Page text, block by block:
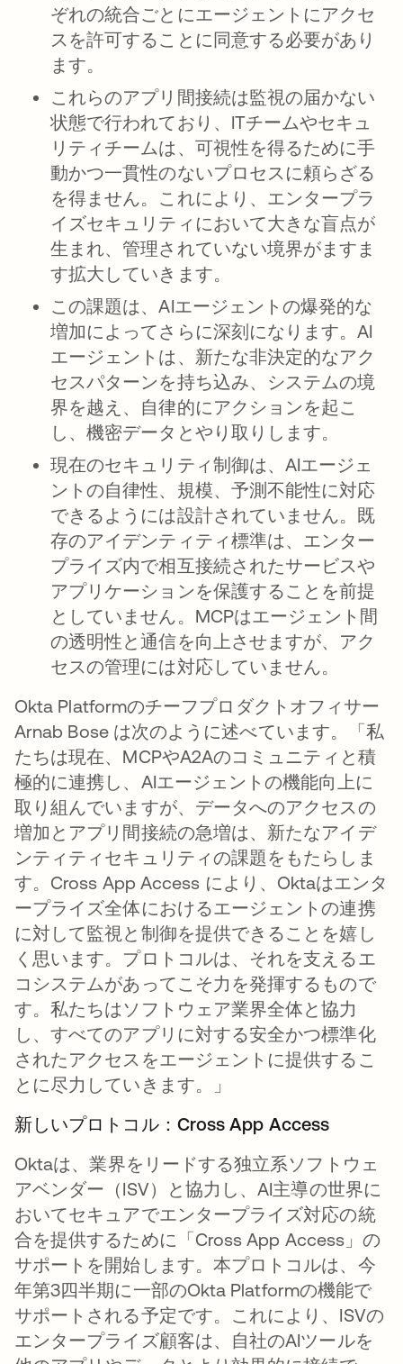
ぞれの統合ごとにエージェントにアクセ
スを許可することに同意する必要があり
ます。
これらのアプリ間接続は監視の届かない
状態で行われており、ITチームやセキュ
リティチームは、可視性を得るために手
動かつ一貫性のないプロセスに頼らざる
を得ません。これにより、エンタープラ
イズセキュリティにおいて大きな盲点が
生まれ、管理されていない境界がますま
す拡大していきます。
この課題は、AIエージェントの爆発的な
増加によってさらに深刻になります。AI
エージェントは、新たな非決定的なアク
セスパターンを持ち込み、システムの境
界を越え、自律的にアクションを起こ
し、機密データとやり取りします。
現在のセキュリティ制御は、AIエージェ
ントの自律性、規模、予測不能性に対応
できるようには設計されていません。既
存のアイデンティティ標準は、エンター
プライズ内で相互接続されたサービスや
アプリケーションを保護することを前提
としていません。MCPはエージェント間
の透明性と通信を向上させますが、アク
セスの管理には対応していません。
Okta Platformのチーフプロダクトオフィサー
Arnab Bose は次のように述べています。「私
たちは現在、MCPやA2Aのコミュニティと積
極的に連携し、AIエージェントの機能向上に
取り組んでいますが、データへのアクセスの
増加とアプリ間接続の急増は、新たなアイデ
ンティティセキュリティの課題をもたらしま
す。Cross App Access により、Oktaはエンタ
ープライズ全体におけるエージェントの連携
に対して監視と制御を提供できることを嬉し
く思います。プロトコルは、それを支えるエ
コシステムがあってこそ力を発揮するもので
す。私たちはソフトウェア業界全体と協力
し、すべてのアプリに対する安全かつ標準化
されたアクセスをエージェントに提供するこ
とに尽力していきます。」
新しいプロトコル：Cross App Access
Oktaは、業界をリードする独立系ソフトウェ
アベンダー（ISV）と協力し、AI主導の世界に
おいてセキュアでエンタープライズ対応の統
合を提供するために「Cross App Access」の
サポートを開始します。本プロトコルは、今
年第3四半期に一部のOkta Platformの機能で
サポートされる予定です。これにより、ISVの
エンタープライズ顧客は、自社のAIツールを